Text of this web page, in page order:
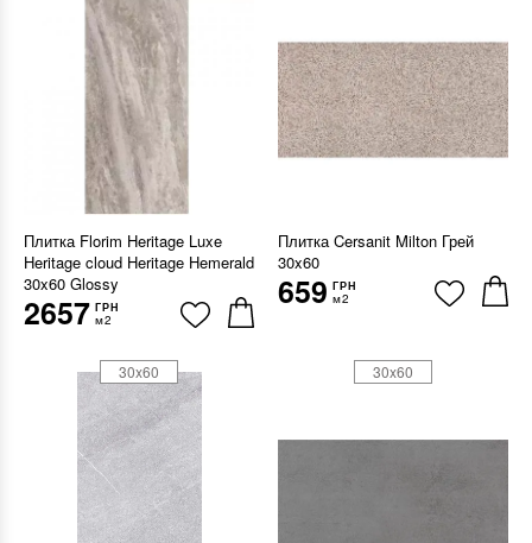
Плитка Florim Heritage Luxe
Heritage cloud Heritage Hemerald
30x60 Glossy
2657 ГРН
м2
Плитка Cersanit Milton Грей
30x60
659 ГРН
м2
30x60 30x60